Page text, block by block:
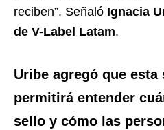
reciben”. Señaló Ignacia
de V-Label Latam.
Uribe agregó que esta
permitirá entender
sello y cómo las